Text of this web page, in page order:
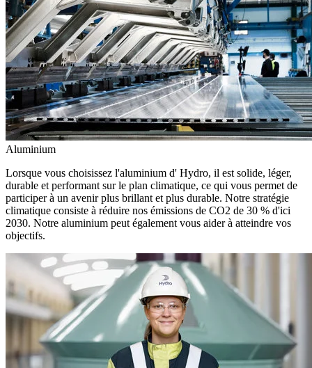
Aluminium
Lorsque vous choisissez l'aluminium d' Hydro, il est solide, léger,
durable et performant sur le plan climatique, ce qui vous permet de
participer à un avenir plus brillant et plus durable. Notre stratégie
climatique consiste à réduire nos émissions de CO2 de 30 % d'ici
2030. Notre aluminium peut également vous aider à atteindre vos
objectifs.